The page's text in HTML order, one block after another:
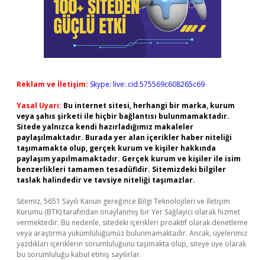
Reklam ve İletişim: Skype: live:.cid.575569c608265c69
Yasal Uyarı: Bu internet sitesi, herhangi bir marka, kurum
veya şahıs şirketi ile hiçbir bağlantısı bulunmamaktadır.
Sitede yalnızca kendi hazırladığımız makaleler
paylaşılmaktadır. Burada yer alan içerikler haber niteliği
taşımamakta olup, gerçek kurum ve kişiler hakkında
paylaşım yapılmamaktadır. Gerçek kurum ve kişiler ile isim
benzerlikleri tamamen tesadüfidir. Sitemizdeki bilgiler
taslak halindedir ve tavsiye niteliği taşımazlar.
Sitemiz, 5651 Sayılı Kanun gereğince Bilgi Teknolojileri ve İletişim
Kurumu (BTK) tarafından onaylanmış bir Yer Sağlayıcı olarak hizmet
vermektedir. Bu nedenle, sitedeki içerikleri proaktif olarak denetleme
veya araştırma yükümlülüğümüz bulunmamaktadır. Ancak, üyelerimiz
yazdıkları içeriklerin sorumluluğunu taşımakta olup, siteye üye olarak
bu sorumluluğu kabul etmiş sayılırlar.